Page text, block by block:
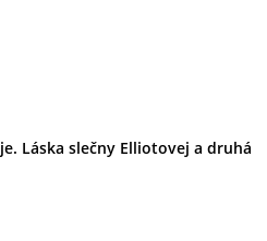
Láska slečny Elliotovej a druhá